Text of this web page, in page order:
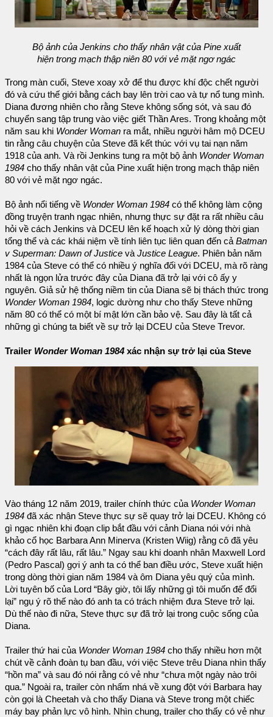
Bộ ảnh của Jenkins cho thấy nhân vật của Pine xuất
hiện trong mạch thập niên 80 với vẻ mặt ngơ ngác
Trong màn cuối, Steve xoay xở để thu được khí độc chết người
đó và cứu thế giới bằng cách bay lên trời cao và tự nổ tung mình.
Diana đương nhiên cho rằng Steve không sống sót, và sau đó
chuyển sang tập trung vào việc giết Thần Ares. Trong khoảng một
năm sau khi Wonder Woman ra mắt, nhiều người hâm mộ DCEU
tin rằng câu chuyện của Steve đã kết thúc với vụ tai nạn năm
1918 của anh. Và rồi Jenkins tung ra một bộ ảnh Wonder Woman
1984 cho thấy nhân vật của Pine xuất hiện trong mạch thập niên
80 với vẻ mặt ngơ ngác.
Bộ ảnh nổi tiếng về Wonder Woman 1984 có thể không làm cộng
đồng truyện tranh ngạc nhiên, nhưng thực sự đặt ra rất nhiều câu
hỏi về cách Jenkins và DCEU lên kế hoạch xử lý dòng thời gian
tổng thể và các khái niệm về tính liên tục liên quan đến cả Batman
v Superman: Dawn of Justice và Justice League. Phiên bản năm
1984 của Steve có thể có nhiều ý nghĩa đối với DCEU, mà rõ ràng
nhất là ngọn lửa trước đây của Diana đã trở lại với cô ấy y
nguyên. Giả sử hệ thống niềm tin của Diana sẽ bị thách thức trong
Wonder Woman 1984, logic dường như cho thấy Steve những
năm 80 có thể có một bí mật lớn cần bảo vệ. Sau đây là tất cả
những gì chúng ta biết về sự trở lại DCEU của Steve Trevor.
Trailer Wonder Woman 1984 xác nhận sự trở lại của Steve
Vào tháng 12 năm 2019, trailer chính thức của Wonder Woman
1984 đã xác nhận Steve thực sự sẽ quay trở lại DCEU. Không có
gì ngạc nhiên khi đoạn clip bắt đầu với cảnh Diana nói với nhà
khảo cổ học Barbara Ann Minerva (Kristen Wiig) rằng cô đã yêu
“cách đây rất lâu, rất lâu.” Ngay sau khi doanh nhân Maxwell Lord
(Pedro Pascal) gợi ý anh ta có thể ban điều ước, Steve xuất hiện
trong dòng thời gian năm 1984 và ôm Diana yêu quý của mình.
Lời tuyên bố của Lord “Bây giờ, tôi lấy những gì tôi muốn để đổi
lại” ngụ ý rõ thế nào đó anh ta có trách nhiệm đưa Steve trở lại.
Dù thế nào đi nữa, Steve thực sự đã trở lại trong cuộc sống của
Diana.
Trailer thứ hai của Wonder Woman 1984 cho thấy nhiều hơn một
chút về cảnh đoàn tụ ban đầu, với việc Steve trêu Diana nhìn thấy
“hồn ma” và sau đó nói rằng có vẻ như “chưa một ngày nào trôi
qua.” Ngoài ra, trailer còn nhấm nhá về xung đột với Barbara hay
còn gọi là Cheetah và cho thấy Diana và Steve trong một chiếc
máy bay phản lực vô hình. Nhìn chung, trailer cho thấy có vẻ như